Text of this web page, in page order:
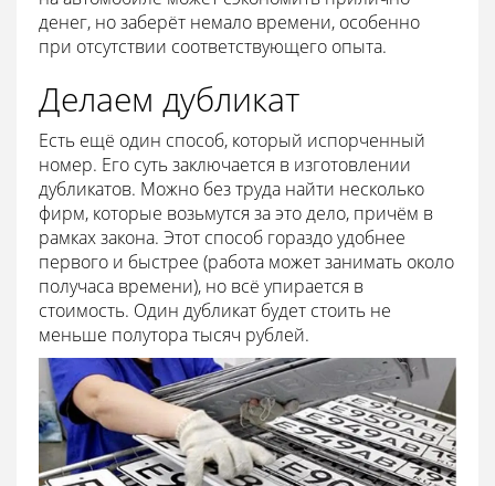
денег, но заберёт немало времени, особенно
при отсутствии соответствующего опыта.
Делаем дубликат
Есть ещё один способ, который испорченный
номер. Его суть заключается в изготовлении
дубликатов. Можно без труда найти несколько
фирм, которые возьмутся за это дело, причём в
рамках закона. Этот способ гораздо удобнее
первого и быстрее (работа может занимать около
получаса времени), но всё упирается в
стоимость. Один дубликат будет стоить не
меньше полутора тысяч рублей.